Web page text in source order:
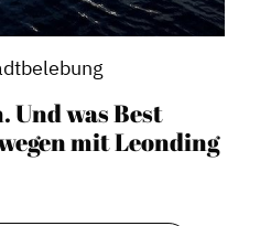
Und was Best
mit Leonding